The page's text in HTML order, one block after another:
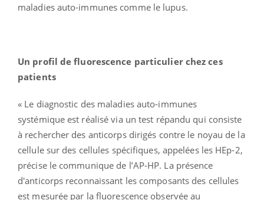
maladies auto-immunes comme le lupus.
Un profil de fluorescence particulier chez ces
patients
« Le diagnostic des maladies auto-immunes
systémique est réalisé via un test répandu qui consiste
à rechercher des anticorps dirigés contre le noyau de la
cellule sur des cellules spécifiques, appelées les HEp-2,
précise le communique de l’AP-HP. La présence
d'anticorps reconnaissant les composants des cellules
est mesurée par la fluorescence observée au